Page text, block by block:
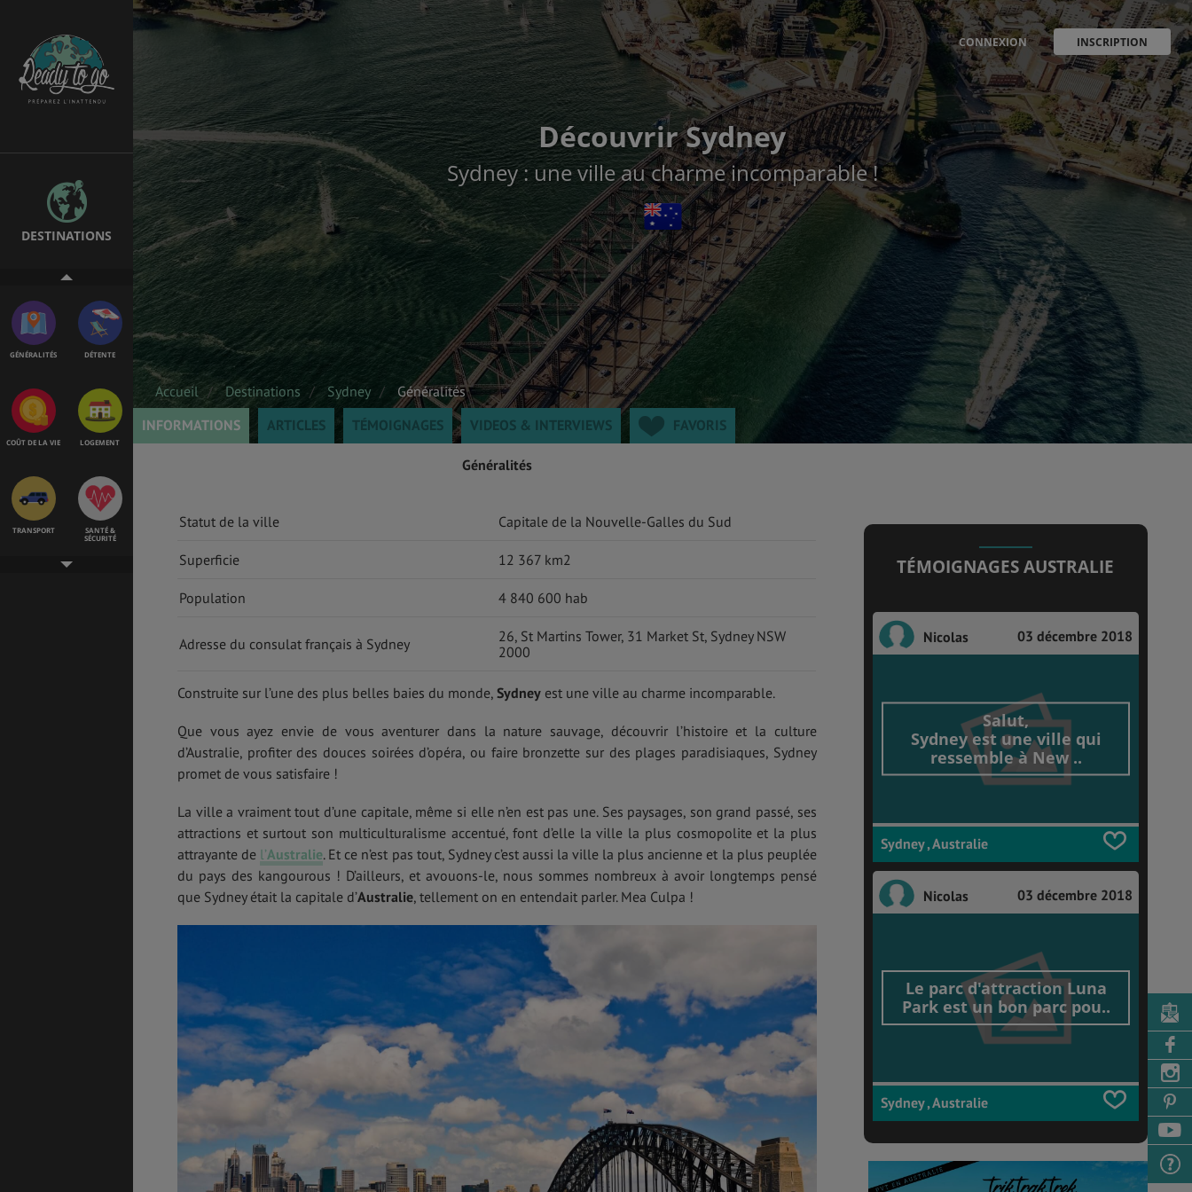
DESTINATIONS
ÉTUDES
EMPLOIS &
STAGES
GÉNÉRALITÉS DÉTENTE
COÛT DE LA VIE LOGEMENT
TRANSPORT
SANTÉ &
SÉCURITÉ
CONNEXION INSCRIPTION
Découvrir Sydney
Sydney : une ville au charme incomparable !
Accueil Destinations Sydney
Généralités
INFORMATIONS
ARTICLES TÉMOIGNAGES VIDEOS & INTERVIEWS FAVORIS
Généralités
Statut de la ville Capitale de la Nouvelle-Galles du Sud
Superficie 12 367 km2
Population 4 840 600 hab
Adresse du consulat français à Sydney
26, St Martins Tower, 31 Market St, Sydney NSW
2000
Construite sur l’une des plus belles baies du monde, Sydney est une ville au charme incomparable.
Que vous ayez envie de vous aventurer dans la nature sauvage, découvrir l’histoire et la culture
d’Australie, profiter des douces soirées d’opéra, ou faire bronzette sur des plages paradisiaques, Sydney
promet de vous satisfaire !
La ville a vraiment tout d’une capitale, même si elle n’en est pas une. Ses paysages, son grand passé, ses
attractions et surtout son multiculturalisme accentué, font d’elle la ville la plus cosmopolite et la plus
attrayante de l’Australie. Et ce n’est pas tout, Sydney c’est aussi la ville la plus ancienne et la plus peuplée
du pays des kangourous ! D’ailleurs, et avouons-le, nous sommes nombreux à avoir longtemps pensé
que Sydney était la capitale d’Australie, tellement on en entendait parler. Mea Culpa !
TÉMOIGNAGES AUSTRALIE
Nicolas 03 décembre 2018
Salut,
Sydney est une ville qui
ressemble à New ..
Sydney , Australie
Nicolas 03 décembre 2018
Le parc d'attraction Luna
Park est un bon parc pou..
Sydney , Australie